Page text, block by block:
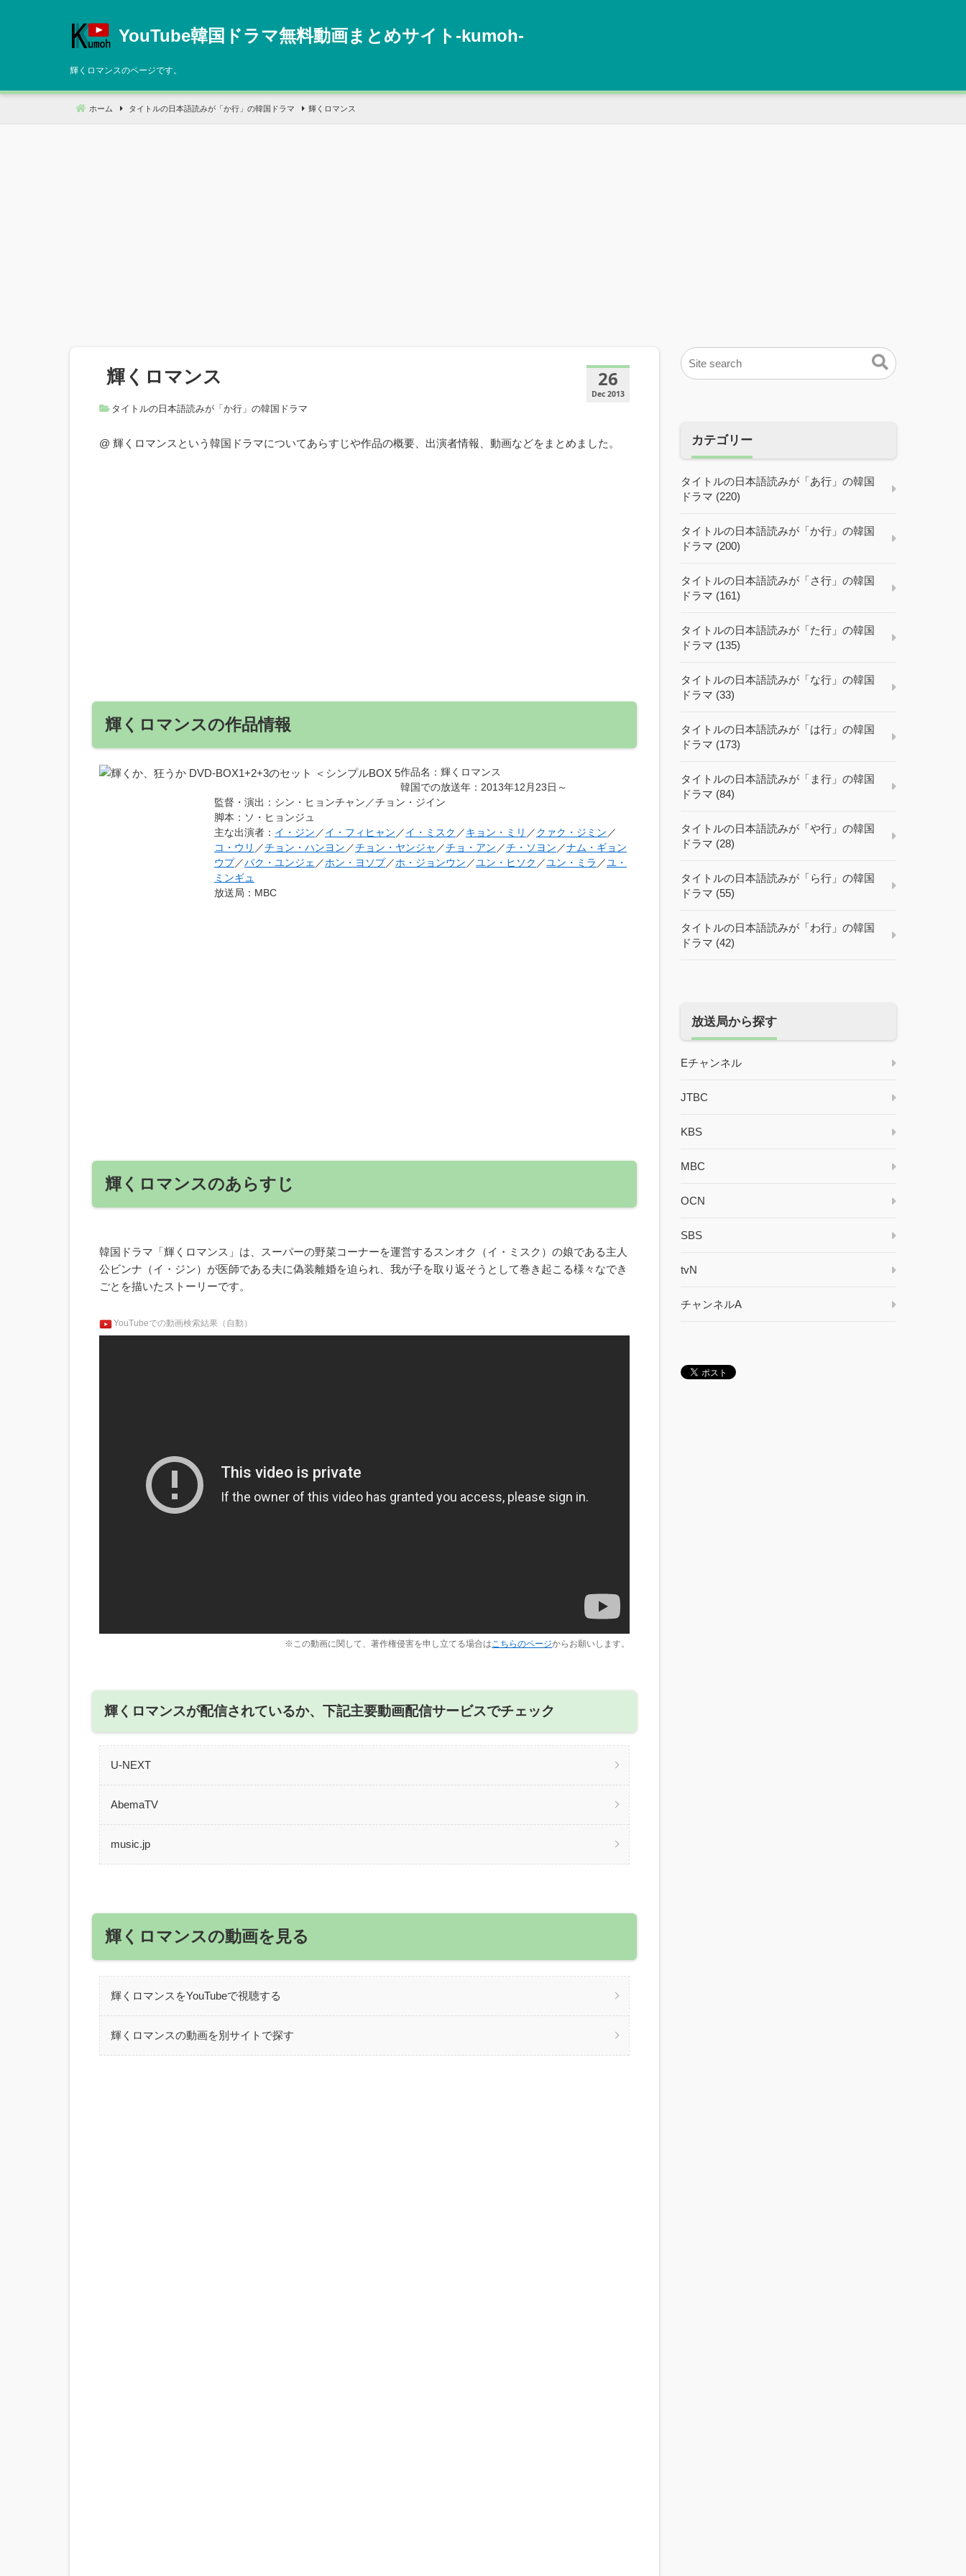
へ
動
YouTube韓国ドラマ無料動画まとめサイト‐kumoh‐
輝くロマンスのページです。
ホーム タイトルの日本語読みが「か行」の韓国ドラマ 輝くロマンス
26
Dec 2013
輝くロマンス
タイトルの日本語読みが「か行」の韓国ドラマ
@ 輝くロマンスという韓国ドラマについてあらすじや作品の概要、出演者情報、動画などをまとめました。
輝くロマンスの作品情報
作品名 ：輝くロマンス
韓国での放送年 ：2013年12月23日～
監督・演出 ：シン・ヒョンチャン／チョン・ジイン
脚本 ：ソ・ヒョンジュ
主な出演者 ： イ・ジン ／イ・フィヒャン ／イ・ミスク ／キョン・ミリ ／クァク・ジミン ／
コ・ウリ ／チョン・ハンヨン ／チョン・ヤンジャ ／チョ・アン ／チ・ソヨン ／ナム・ギョン
ウプ／パク・ユンジェ ／ホン・ヨソプ／ホ・ジョンウン ／ユン・ヒソク ／ユン・ミラ ／ユ・
ミンギュ
放送局 ：MBC
輝くロマンスのあらすじ
韓国ドラマ「輝くロマンス」は、スーパーの野菜コーナーを運営するスンオク（イ・ミスク）の娘である主人
公ビンナ（イ・ジン）が医師である夫に偽装離婚を迫られ、我が子を取り返そうとして巻き起こる様々なでき
ごとを描いたストーリーです。
YouTubeでの動画検索結果（自動）
※この動画に関して、著作権侵害を申し立てる場合は こちらのページからお願いします。
輝くロマンスが配信されているか、下記主要動画配信サービスでチェック
U-NEXT
AbemaTV
music.jp
輝くロマンスの動画を見る
輝くロマンスをYouTubeで視聴する
輝くロマンスの動画を別サイトで探す
カテゴリー
タイトルの日本語読みが「あ行」の韓国
ドラマ (220)
タイトルの日本語読みが「か行」の韓国
ドラマ (200)
タイトルの日本語読みが「さ行」の韓国
ドラマ (161)
タイトルの日本語読みが「た行」の韓国
ドラマ (135)
タイトルの日本語読みが「な行」の韓国
ドラマ (33)
タイトルの日本語読みが「は行」の韓国
ドラマ (173)
タイトルの日本語読みが「ま行」の韓国
ドラマ (84)
タイトルの日本語読みが「や行」の韓国
ドラマ (28)
タイトルの日本語読みが「ら行」の韓国
ドラマ (55)
タイトルの日本語読みが「わ行」の韓国
ドラマ (42)
放送局から探す
Eチャンネル
JTBC
KBS
MBC
OCN
SBS
tvN
チャンネルA